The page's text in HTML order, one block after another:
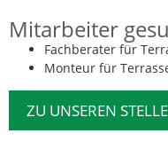
Mitarbeiter
Fachberater für
Monteur für
ZU UNSEREN